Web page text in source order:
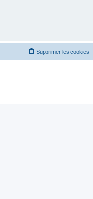
Supprimer les cookies